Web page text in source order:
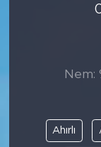
Nem:
Ahırlı